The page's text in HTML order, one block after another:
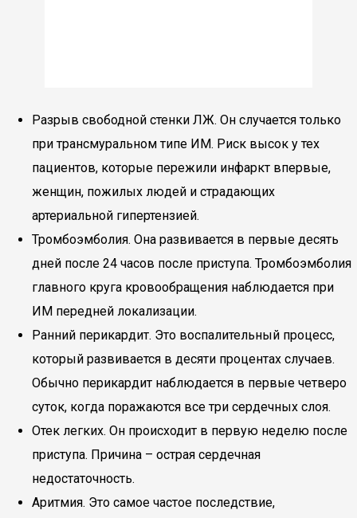
Разрыв свободной стенки ЛЖ. Он случается только
при трансмуральном типе ИМ. Риск высок у тех
пациентов, которые пережили инфаркт впервые,
женщин, пожилых людей и страдающих
артериальной гипертензией.
Тромбоэмболия. Она развивается в первые десять
дней после 24 часов после приступа. Тромбоэмболия
главного круга кровообращения наблюдается при
ИМ передней локализации.
Ранний перикардит. Это воспалительный процесс,
который развивается в десяти процентах случаев.
Обычно перикардит наблюдается в первые четверо
суток, когда поражаются все три сердечных слоя.
Отек легких. Он происходит в первую неделю после
приступа. Причина – острая сердечная
недостаточность.
Аритмия. Это самое частое последствие,